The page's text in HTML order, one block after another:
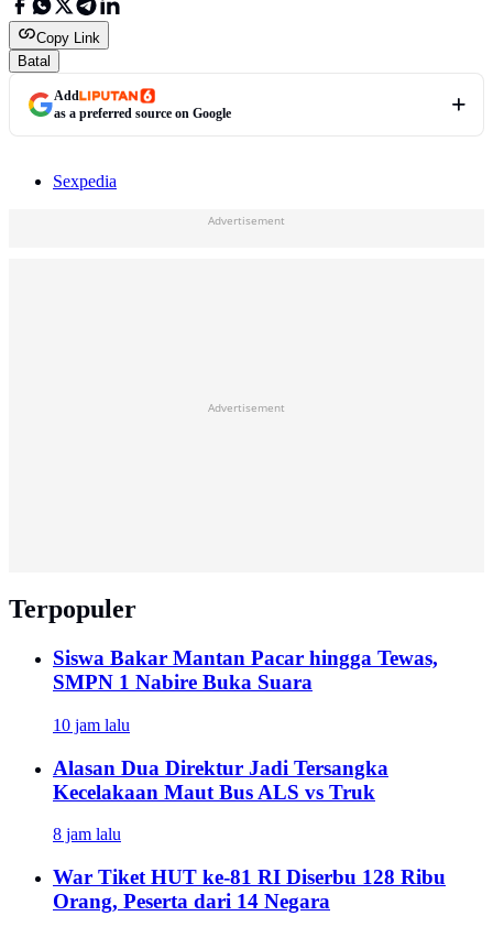
Copy Link
Batal
Add
as a preferred source on Google
Sexpedia
Advertisement
Advertisement
Terpopuler
Siswa Bakar Mantan Pacar hingga Tewas,
SMPN 1 Nabire Buka Suara
10 jam lalu
Alasan Dua Direktur Jadi Tersangka
Kecelakaan Maut Bus ALS vs Truk
8 jam lalu
War Tiket HUT ke-81 RI Diserbu 128 Ribu
Orang, Peserta dari 14 Negara